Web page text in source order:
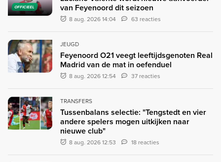
OFFICIEEL
van Feyenoord dit seizoen
8 aug. 2026 14:04 63 reacties
JEUGD
Feyenoord O21 veegt leeftijdsgenoten Real
Madrid van de mat in oefenduel
8 aug. 2026 12:54 37 reacties
TRANSFERS
Tussenbalans selectie: "Tengstedt en vier
andere spelers mogen uitkijken naar
nieuwe club"
8 aug. 2026 12:53 18 reacties